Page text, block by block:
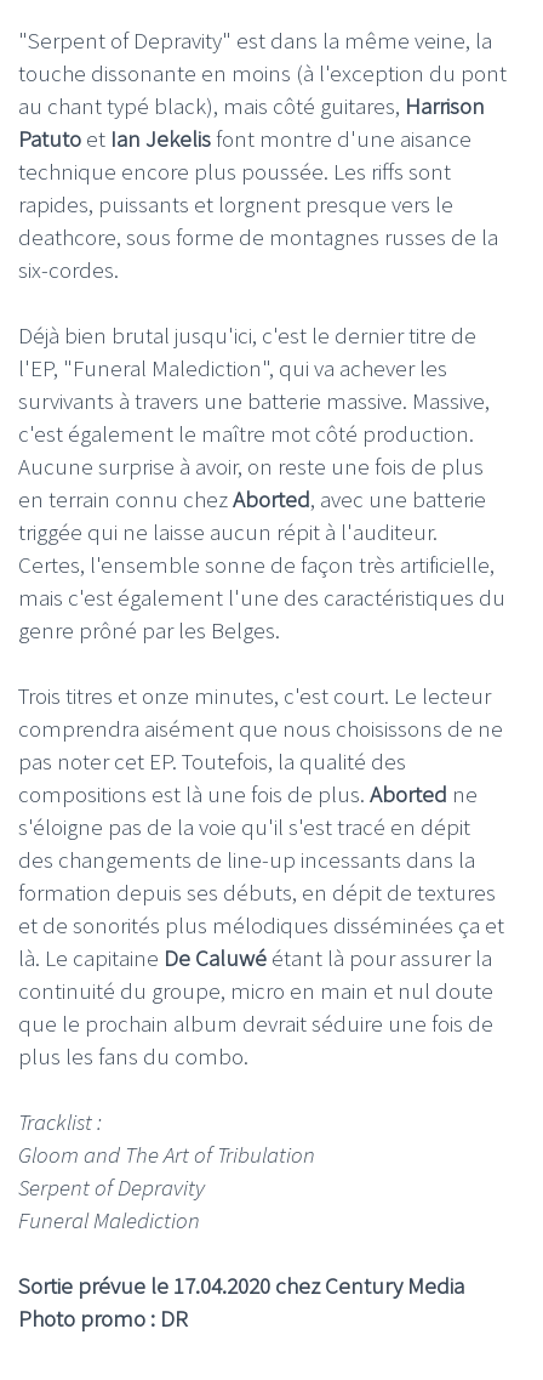
"Serpent of Depravity" est dans la même veine, la
touche dissonante en moins (à l'exception du pont
au chant typé black), mais côté guitares, Harrison
Patuto et Ian Jekelisfont montre d'une aisance
technique encore plus poussée. Les riffs sont
rapides, puissants et lorgnent presque vers le
deathcore, sous forme de montagnes russes de la
six-cordes.
Déjà bien brutal jusqu'ici, c'est le dernier titre de
l'EP, "Funeral Malediction", qui va achever les
survivants à travers une batterie massive. Massive,
c'est également le maître mot côté production.
Aucune surprise à avoir, on reste une fois de plus
en terrain connu chezAborted, avec une batterie
triggée qui ne laisse aucun répit à l'auditeur.
Certes, l'ensemble sonne de façon très artificielle,
mais c'est également l'une des caractéristiques du
genre prôné par les Belges.
Trois titres et onze minutes, c'est court. Le lecteur
comprendra aisément que nous choisissons de ne
pas noter cet EP. Toutefois, la qualité des
compositions est là une fois de plus. Aborted ne
s'éloigne pas de la voie qu'il s'est tracé en dépit
des changements de line-up incessants dans la
formation depuis ses débuts, en dépit de textures
et de sonorités plus mélodiques disséminées ça et
là. Le capitaine De Caluwé étant là pour assurer la
continuité du groupe, micro en main et nul doute
que le prochain album devrait séduire une fois de
plus les fans du combo.
Tracklist :
Gloom and The Art of Tribulation
Serpent of Depravity
Funeral Malediction
Sortie prévue le 17.04.2020 chez Century Media
Photo promo : DR